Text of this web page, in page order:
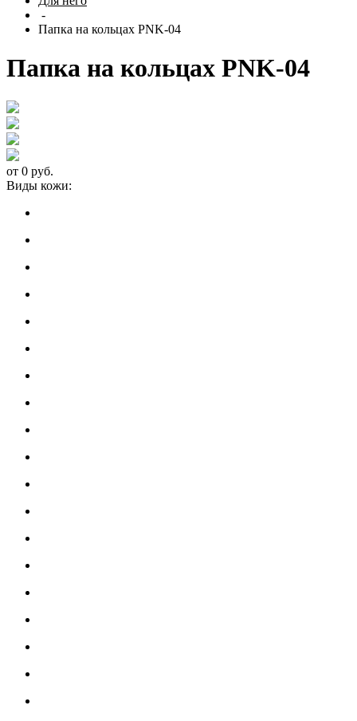
-
Папка на кольцах PNK-04
Папка на кольцах PNK-04
от 0 руб.
Виды кожи: